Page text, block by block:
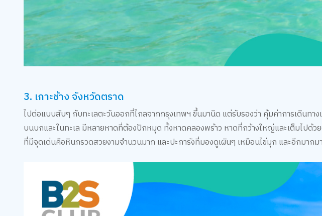
3. เกาะช้าง จังหวัดตราด
ไปต่อแบบสับๆ กับทะเลตะวันออกที่ไกลจากกรุงเทพฯ ขึ้นมานิด แต่รับรองว่า คุ้มค่าการเดินท
บนบกและในทะเล มีหลายหาดที่ต้องปักหมุด ทั้งหาดคลองพร้าว หาดที่กว้างใหญ่และเต็มไปด้ว
ที่มีจุดเด่นคือหินกรวดสวยงามจำนวนมาก และปะการังที่มองดูเผินๆ เหมือนไข่มุก และอีกมาก